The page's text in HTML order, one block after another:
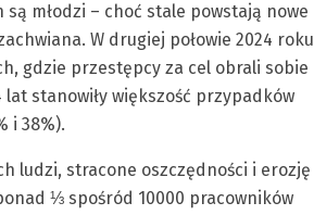
młodzi – choć stale powstają nowe
W drugiej połowie 2024 roku
gdzie przestępcy za cel obrali sobie
lat stanowiły większość przypadków
i 38%).
ludzi, stracone oszczędności i erozję
⅓ spośród 10000 pracowników